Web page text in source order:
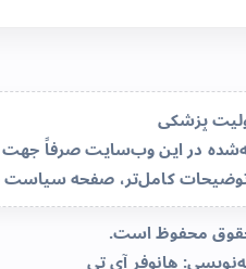
پزشکی
در این وب‌سایت صرفاً
توضیحات کامل‌تر، صفحهسیاست
هانوفر آی تی